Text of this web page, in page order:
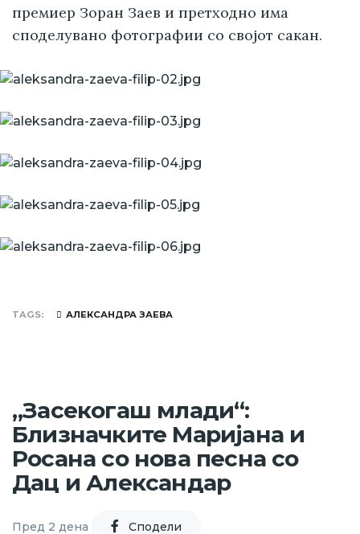
премиер Зоран Заев и претходно има
споделувано фотографии со својот сакан.
TAGS АЛЕКСАНДРА ЗАЕВА
„Засекогаш млади“:
Близначките Маријана и
Росана со нова песна со
Дац и Александар
Пред 2 дена Cподели